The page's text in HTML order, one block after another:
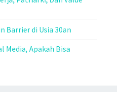
Barrier di Usia 30an
Media, Apakah Bisa